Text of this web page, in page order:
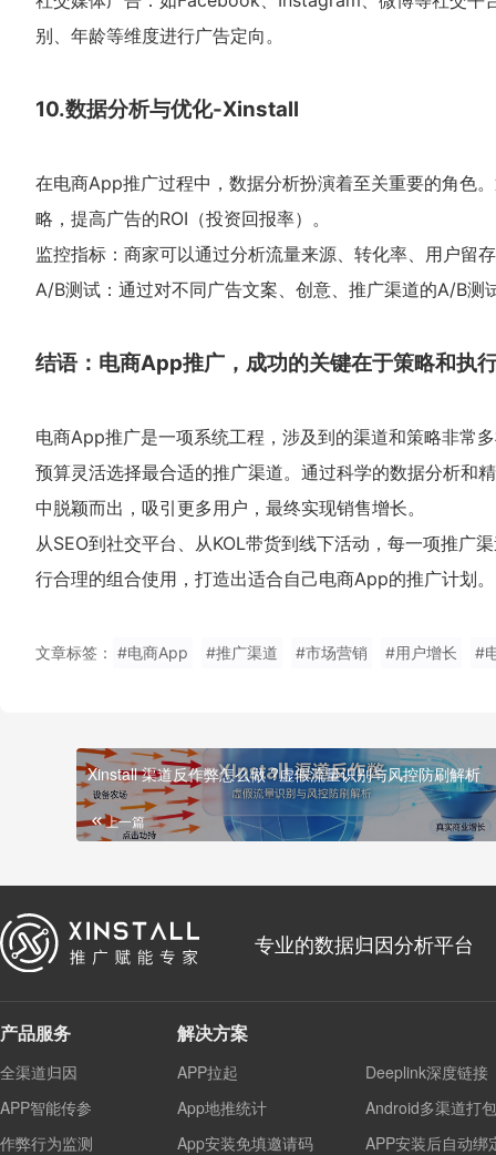
别、年龄等维度进行广告定向。
10.数据分析与优化-Xinstall
在电商App推广过程中，数据分析扮演着至关重要的角色
略，提高广告的ROI（投资回报率）。
监控指标：商家可以通过分析流量来源、转化率、用户留
A/B测试：通过对不同广告文案、创意、推广渠道的A/B
结语：电商App推广，成功的关键在于策略和执
电商App推广是一项系统工程，涉及到的渠道和策略非常
预算灵活选择最合适的推广渠道。通过科学的数据分析和
中脱颖而出，吸引更多用户，最终实现销售增长。
从SEO到社交平台、从KOL带货到线下活动，每一项推广
行合理的组合使用，打造出适合自己电商App的推广计划。
文章标签： #电商App #推广渠道 #市场营销 #用户增长 #
Xinstall 渠道反作弊怎么做 ?虚假流量识别与风控防刷解析
上一篇
专业的数据归因分析平台
产品服务
全渠道归因
APP智能传参
作弊行为监测
解决方案
APP拉起
Deeplink深度链接
App地推统计
Android多渠道打包
App安装免填邀请码
APP安装后自动绑